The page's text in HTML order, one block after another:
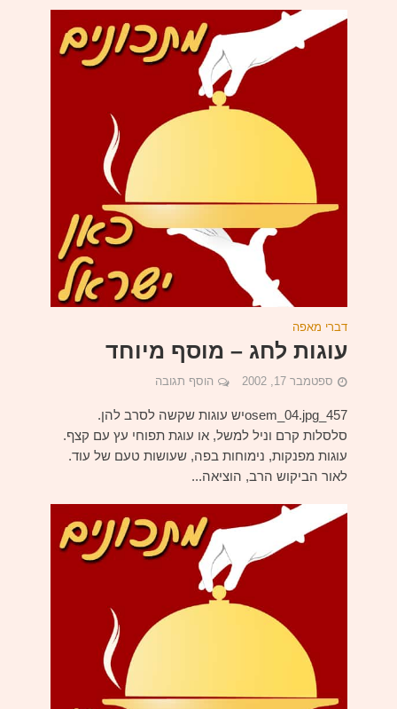
דברי מאפה
עוגות לחג – מוסף מיוחד
ספטמבר 17, 2002 הוסף תגובה
457_osem_04.jpgיש עוגות שקשה לסרב להן.
סלסלות קרם וניל למשל, או עוגת תפוחי עץ עם קצף.
עוגות מפנקות, נימוחות בפה, שעושות טעם של עוד.
לאור הביקוש הרב, הוציאה...